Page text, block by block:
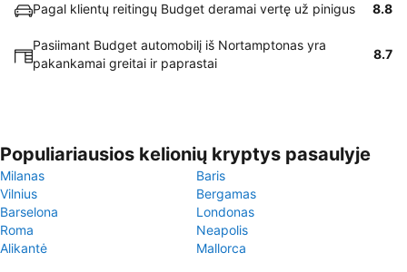
Pagal klientų reitingų Budget deramai vertę už pinigus 8.8
Pasiimant Budget automobilį iš Nortamptonas yra
pakankamai greitai ir paprastai
8.7
Populiariausios kelionių kryptys pasaulyje
Milanas
Baris
Vilnius
Bergamas
Barselona
Londonas
Roma
Neapolis
Alikantė
Mallorca